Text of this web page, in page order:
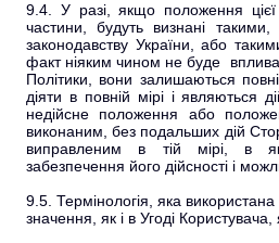
9.4. У разі, якщо положення цієї
частини, будуть визнані
законодавству України, або
факт ніяким чином не буде
Політики, вони залишаються
діяти в повній мірі і являються
недійсне положення або
виконаним, без подальших дій
виправленим в тій мірі, в
забезпечення його дійсності і
9.5. Термінологія, яка
значення, як і в Угоді